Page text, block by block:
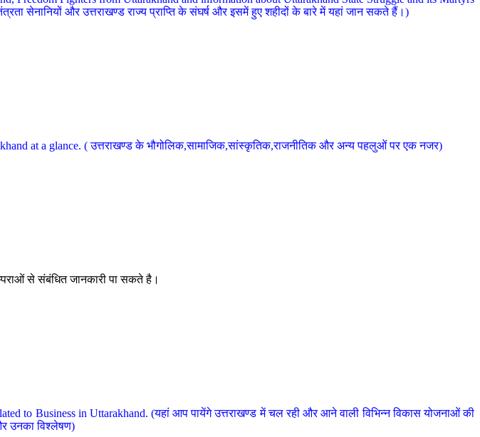
सेनानियों और उत्तराखण्ड राज्य प्राप्ति के संघर्ष और इसमें हुए शहीदों के बारे में यहां जान सकते हैं।)
at a glance. ( उत्तराखण्ड के भौगोलिक,सामाजिक,सांस्कृतिक,राजनीतिक और अन्य पहलुओं पर एक नजर)
से संबंधित जानकारी पा सकते है।
to Business in Uttarakhand. (यहां आप पायेंगे उत्तराखण्ड में चल रही और आने वाली विभिन्न विकास योजनाओं की
उनका विश्लेषण)